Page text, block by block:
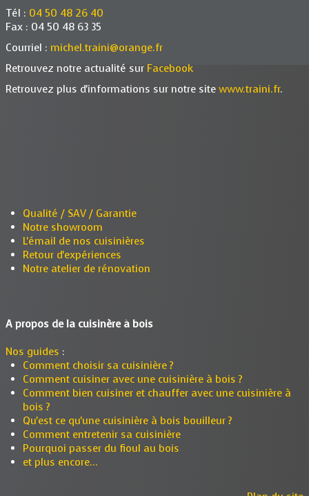
Tél : 04 50 48 26 40
Fax : 04 50 48 63 35
Courriel : michel.traini@orange.fr
Retrouvez notre actualité sur Facebook
Retrouvez plus d'informations sur notre site www.traini.fr.
Qualité / SAV / Garantie
Notre showroom
L'émail de nos cuisinières
Retour d'expériences
Notre atelier de rénovation
A propos de la cuisinère à bois
Nos guides :
Comment choisir sa cuisinière ?
Comment cuisiner avec une cuisinière à bois ?
Comment bien cuisiner et chauffer avec une cuisinière à
bois ?
Qu'est ce qu'une cuisinière à bois bouilleur ?
Comment entretenir sa cuisinière
Pourquoi passer du fioul au bois
et plus encore...